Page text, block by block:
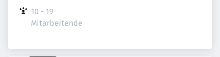
10 - 19
Mitarbeitende